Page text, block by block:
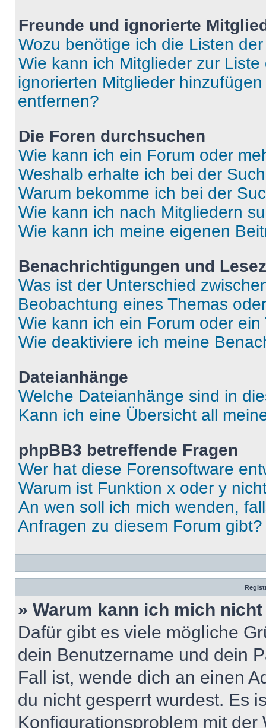
Freunde und ignorierte
Wozu benötige ich die Listen
Wie kann ich Mitglieder zur
ignorierten Mitglieder
entfernen?
Die Foren durchsuchen
Wie kann ich ein Forum oder
Weshalb erhalte ich bei der
Warum bekomme ich bei der
Wie kann ich nach Mitgliedern
Wie kann ich meine eigenen
Benachrichtigungen und
Was ist der Unterschied
Beobachtung eines Themas
Wie kann ich ein Forum oder
Wie deaktiviere ich meine
Dateianhänge
Welche Dateianhänge sind in
Kann ich eine Übersicht all
phpBB3 betreffende Fragen
Wer hat diese Forensoftware
Warum ist Funktion x oder y
An wen soll ich mich wenden,
Anfragen zu diesem Forum gibt?
» Warum kann ich mich
Dafür gibt es viele mögliche
dein Benutzername und dein
Fall ist, wende dich an einen
du nicht gesperrt wurdest. Es
Konfigurationsproblem mit